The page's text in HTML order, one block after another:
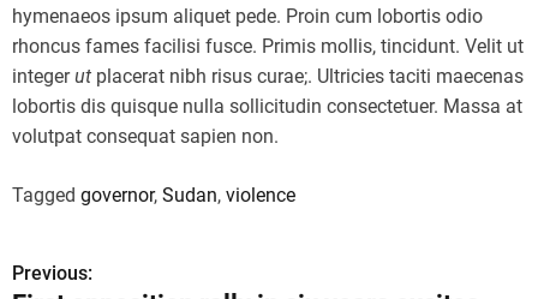
hymenaeos ipsum aliquet pede. Proin cum lobortis odio
rhoncus fames facilisi fusce. Primis mollis, tincidunt. Velit ut
integer ut placerat nibh risus curae;. Ultricies taciti maecenas
lobortis dis quisque nulla sollicitudin consectetuer. Massa at
volutpat consequat sapien non.
Tagged governor, Sudan, violence
P
Previous: